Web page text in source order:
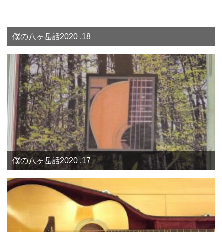
僕の八ヶ岳話2020 .18
僕の八ヶ岳話2020 .17